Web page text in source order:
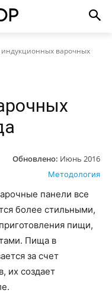
варочных
Обновлено: Июнь 2016
Методология
панели все
более стильными,
пищи,
Пища в
за счет
их создает